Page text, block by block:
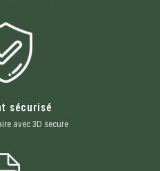
sécurisé
avec 3D secure